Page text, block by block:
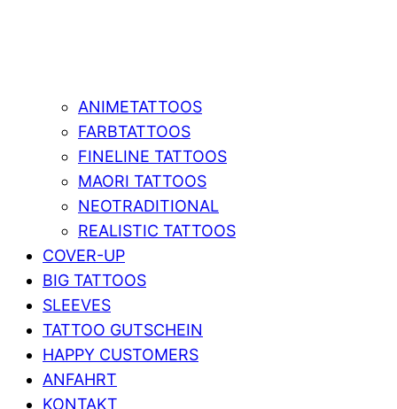
ANIMETATTOOS
FARBTATTOOS
FINELINE TATTOOS
MAORI TATTOOS
NEOTRADITIONAL
REALISTIC TATTOOS
COVER-UP
BIG TATTOOS
SLEEVES
TATTOO GUTSCHEIN
HAPPY CUSTOMERS
ANFAHRT
KONTAKT